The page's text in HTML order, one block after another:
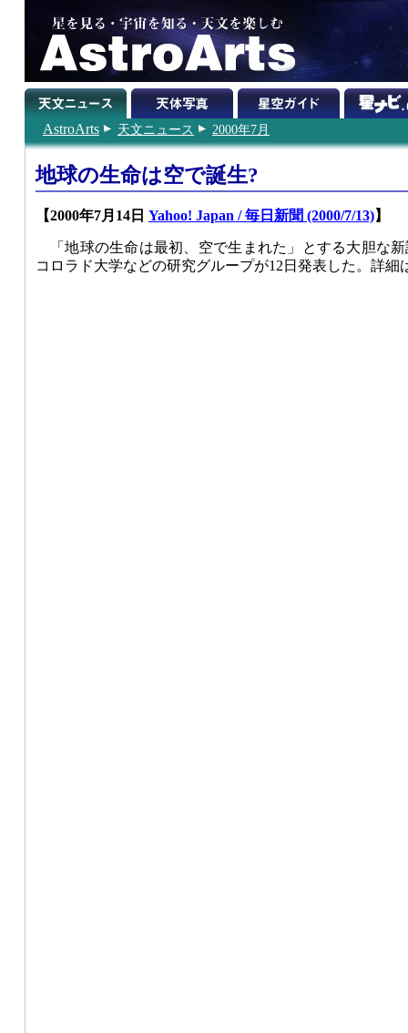
AstroArts 天文ニュース 2000年7月
地球の生命は空で誕生?
【2000年7月14日 Yahoo! Japan / 毎日新聞 (2000/7/13)】
「地球の生命は最初、空で生まれた」とする大胆な
コロラド大学などの研究グループが12日発表した。詳細